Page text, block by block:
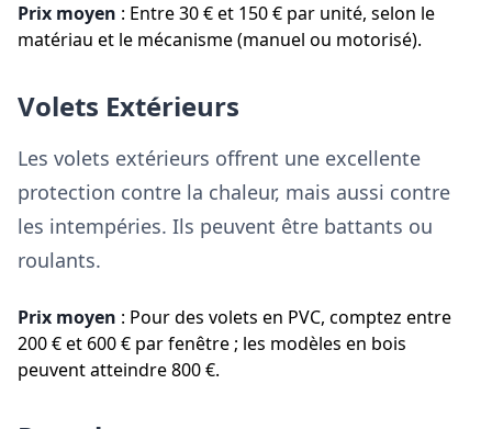
Prix moyen : Entre 30 € et 150 € par unité, selon le
matériau et le mécanisme (manuel ou motorisé).
Volets Extérieurs
Les volets extérieurs offrent une excellente
protection contre la chaleur, mais aussi contre
les intempéries. Ils peuvent être battants ou
roulants.
Prix moyen : Pour des volets en PVC, comptez entre
200 € et 600 € par fenêtre ; les modèles en bois
peuvent atteindre 800 €.